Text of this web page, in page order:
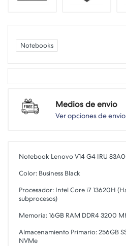
Notebooks
Medios de envio
Ver opciones de envio
Notebook Lenovo V14 G4 IRU
Color: Business Black
Procesador: Intel Core i7 13620H
subprocesos)
Memoria: 16GB RAM DDR4 3200
Almacenamiento Primario: 256GB
NVMe